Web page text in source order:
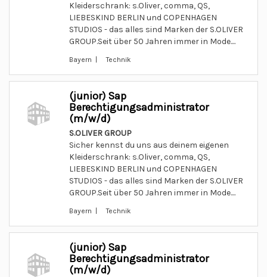
Kleiderschrank: s.Oliver, comma, QS,
LIEBESKIND BERLIN und COPENHAGEN
STUDIOS - das alles sind Marken der S.OLIVER
GROUP.Seit über 50 Jahren immer in Mode....
Bayern | Technik
(junior) Sap
Berechtigungsadministrator
(m/w/d)
S.OLIVER GROUP
Sicher kennst du uns aus deinem eigenen
Kleiderschrank: s.Oliver, comma, QS,
LIEBESKIND BERLIN und COPENHAGEN
STUDIOS - das alles sind Marken der S.OLIVER
GROUP.Seit über 50 Jahren immer in Mode....
Bayern | Technik
(junior) Sap
Berechtigungsadministrator
(m/w/d)